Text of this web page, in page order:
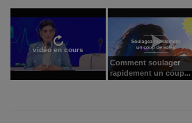
vidéo en cours
Comment soulager
rapidement un coup...